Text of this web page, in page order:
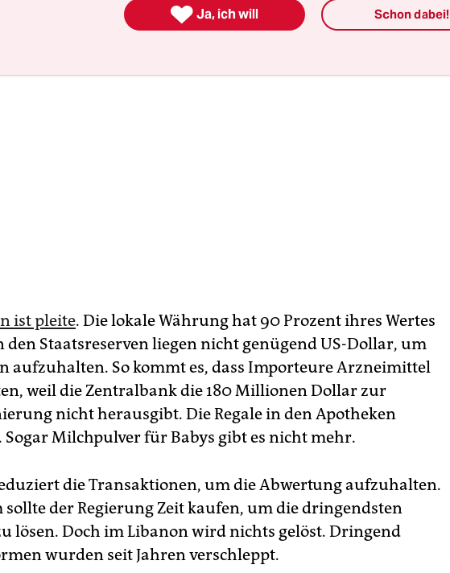
ist pleite. Die lokale Währung hat 90 Prozent ihres Wertes
den Staats­reserven liegen nicht genügend US-Dollar, um
aufzuhalten. So kommt es, dass Importeure Arzneimittel
weil die Zentralbank die 180 Millionen Dollar zur
nicht herausgibt. Die Regale in den Apotheken
Sogar Milchpulver für Babys gibt es nicht mehr.
die Transaktionen, um die Abwertung aufzuhalten.
sollte der Regierung Zeit kaufen, um die dringendsten
lösen. Doch im Libanon wird nichts gelöst. Dringend
wurden seit Jahren verschleppt.
 Ja, ich will Schon dabei!